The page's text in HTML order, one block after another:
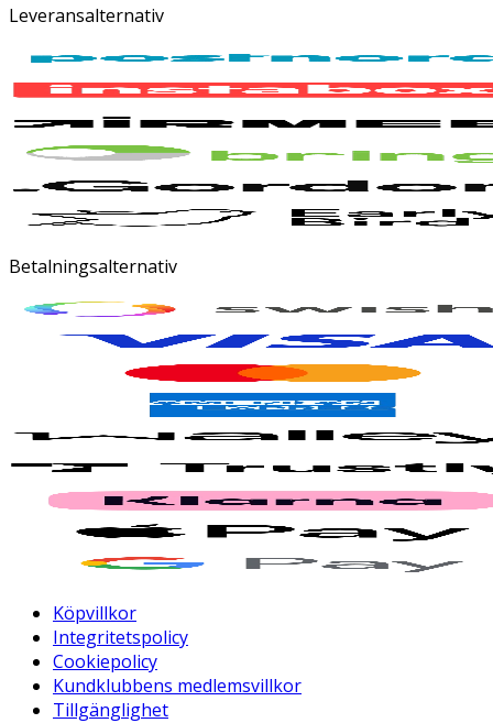
Leveransalternativ
Betalningsalternativ
Köpvillkor
Integritetspolicy
Cookiepolicy
Kundklubbens medlemsvillkor
Tillgänglighet